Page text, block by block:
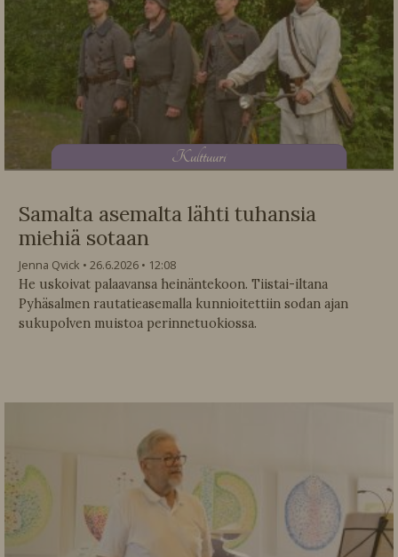
Kulttuuri
Samalta asemalta lähti tuhansia
miehiä sotaan
Jenna Qvick 26.6.2026
12:08
He uskoivat palaavansa heinäntekoon. Tiistai-iltana
Pyhäsalmen rautatieasemalla kunnioitettiin sodan ajan
sukupolven muistoa perinnetuokiossa.